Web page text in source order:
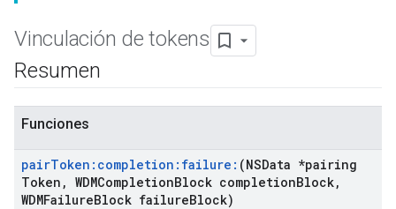
Vinculación de tokens
Resumen
Funciones
pairToken:completion:failure: (NSData *pairing
Token , WDMCompletionBlock completionBlock,
WDMFailureBlock failureBlock)